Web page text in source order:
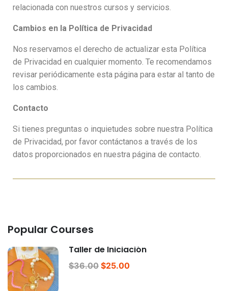
relacionada con nuestros cursos y servicios.
Cambios en la Política de Privacidad
Nos reservamos el derecho de actualizar esta Política
de Privacidad en cualquier momento. Te recomendamos
revisar periódicamente esta página para estar al tanto de
los cambios.
Contacto
Si tienes preguntas o inquietudes sobre nuestra Política
de Privacidad, por favor contáctanos a través de los
datos proporcionados en nuestra página de contacto.
Popular Courses
Taller de Iniciación
$36.00 $25.00